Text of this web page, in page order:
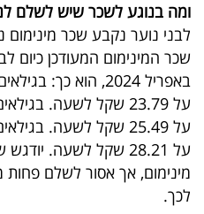
ומה בנוגע לשכר שיש לשלם
לבני נוער נקבע שכר מינימום
שכר המינימום המעודכן כיום
על 28.21 שקל לשעה.
מינימום, אך אסור לשלם
לכך.